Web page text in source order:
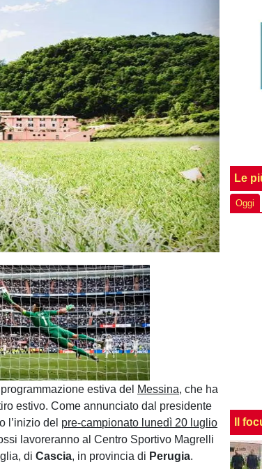
Loaded:
100.00%
estiva del Messina, che ha
estivo. Come annunciato dal presidente
l’inizio del pre-campionato lunedì 20 luglio
lavoreranno al Centro Sportivo Magrelli
diCascia, in provincia di Perugia.
Le
Oggi
Il